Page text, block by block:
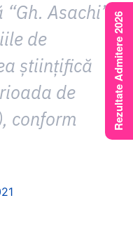
Asachi”
de
științifică
de
conform
Rezultate Admitere 2026